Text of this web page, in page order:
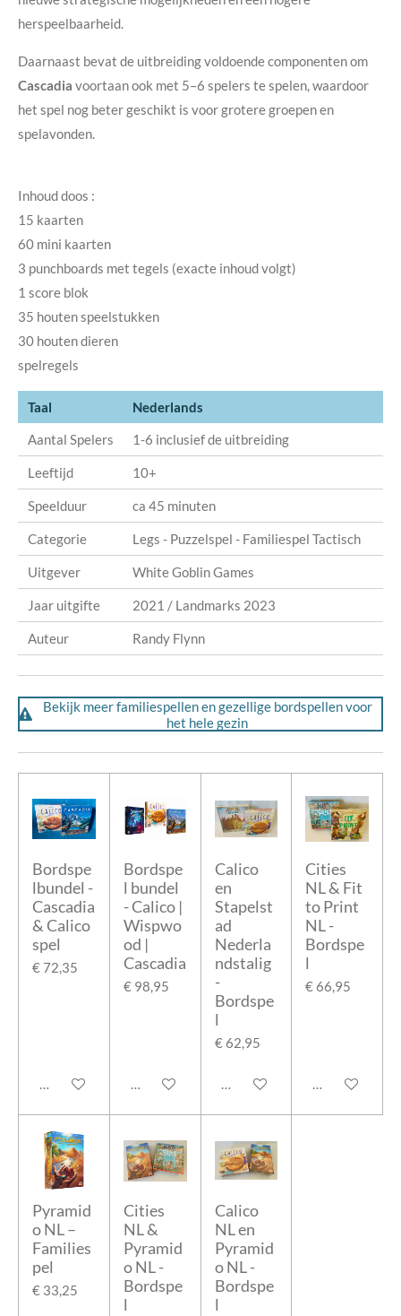
herspeelbaarheid.
Daarnaast bevat de uitbreiding voldoende componenten om
Cascadia voortaan ook met 5–6 spelers te spelen, waardoor
het spel nog beter geschikt is voor grotere groepen en
spelavonden.
Inhoud doos :
15 kaarten
60 mini kaarten
3 punchboards met tegels (exacte inhoud volgt)
1 score blok
35 houten speelstukken
30 houten dieren
spelregels
Taal
Nederlands
Aantal Spelers
1-6 inclusief de uitbreiding
Leeftijd 10+
Speelduur ca 45 minuten
Categorie Legs - Puzzelspel - Familiespel Tactisch
Uitgever White Goblin Games
Jaar uitgifte 2021 / Landmarks 2023
Auteur Randy Flynn
Bekijk meer familiespellen en gezellige bordspellen voor
het hele gezin
Bordspe
lbundel -
Cascadia
& Calico
spel
€ 72,35
Bekijk details
Bordspe
l bundel
- Calico |
Wispwo
od |
Cascadia
€ 98,95
In winkelwagen
Calico
en
Stapelst
ad
Nederla
ndstalig
-
Bordspe
l
€ 62,95
In winkelwagen
Cities
NL & Fit
to Print
NL -
Bordspe
l
€ 66,95
In
Pyramid
o NL –
Families
pel
€ 33,25
Cities
NL &
Pyramid
o NL -
Bordspe
l
Calico
NL en
Pyramid
o NL -
Bordspe
l